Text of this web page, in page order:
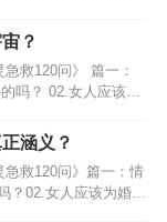
？
救120问》 篇一：
吗？ 02.女人应该为
涵义？
救120问》篇一：情
？02.女人应该为婚姻